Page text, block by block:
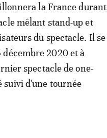
la France durant
mêlant stand-up et
du spectacle. Il se
décembre 2020 et à
spectacle de one-
suivi d'une tournée